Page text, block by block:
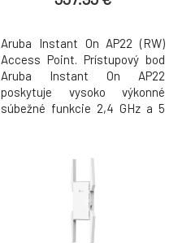
Aruba Instant On AP22 (RW)
Access Point. Prístupový bod
Aruba Instant On AP22
poskytuje vysoko výkonné
súbežné funkcie 2,4 GHz a 5
x 2 v 5 GHz) a zároven
/ n / ac bezdrôtové služby.
KLÚCOVÉ VLASTNOSTI Rýchly
802.11ax Wi-Fi CERTIFIED 6